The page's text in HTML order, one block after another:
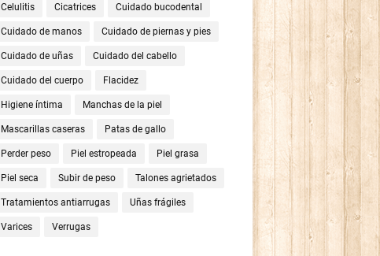
Celulitis Cicatrices Cuidado bucodental
Cuidado de manos Cuidado de piernas y pies
Cuidado de uñas Cuidado del cabello
Cuidado del cuerpo Flacidez
Higiene íntima Manchas de la piel
Mascarillas caseras Patas de gallo
Perder peso Piel estropeada Piel grasa
Piel seca Subir de peso Talones agrietados
Tratamientos antiarrugas Uñas frágiles
Varices Verrugas